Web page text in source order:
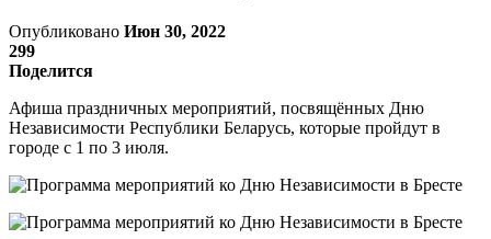
Опубликовано Июн 30, 2022
299
Поделится
Афиша праздничных мероприятий, посвящённых Дню
Независимости Республики Беларусь, которые пройдут в
городе с 1 по 3 июля.